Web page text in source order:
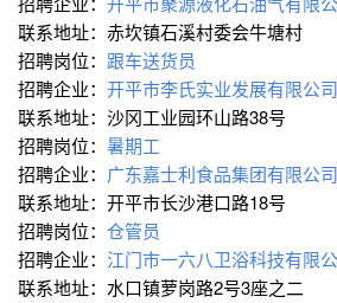
联系地址：赤坎镇石溪村委会牛塘村
招聘岗位： 跟车送货员
招聘企业： 开平市李氏实业发展有限公司
联系地址：沙冈工业园环山路38号
招聘岗位： 暑期工
招聘企业： 广东嘉士利食品集团有限公司
联系地址：开平市长沙港口路18号
招聘岗位： 仓管员
招聘企业： 江门市一六八卫浴科技有限
联系地址：水口镇萝岗路2号3座之二